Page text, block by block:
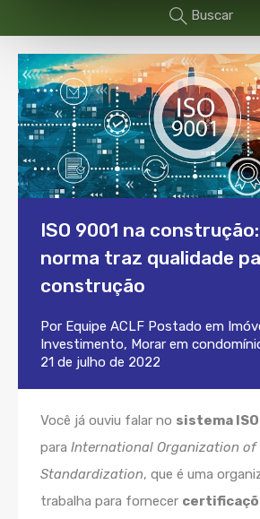
Buscar
ISO 9001 na
norma traz qualidade
construção
Por Equipe ACLF Postado em
Investimento, Morar em
21 de julho de 2022
Você já ouviu falar no sistema ISO
para International Organization of
Standardization, que é uma
trabalha para fornecer